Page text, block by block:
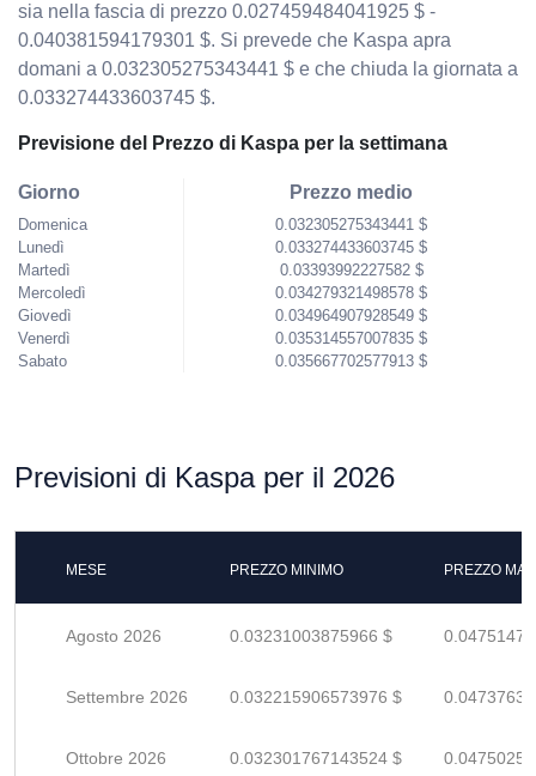
sia nella fascia di prezzo 0.027459484041925 $ -
0.040381594179301 $. Si prevede che Kaspa apra
domani a 0.032305275343441 $ e che chiuda la giornata a
0.033274433603745 $.
Previsione del Prezzo di Kaspa per la settimana
Giorno
Domenica
Lunedì
Martedì
Mercoledì
Giovedì
Venerdì
Sabato
Prezzo medio
0.032305275343441 $
0.033274433603745 $
0.03393992227582 $
0.034279321498578 $
0.034964907928549 $
0.035314557007835 $
0.035667702577913 $
Previsioni di Kaspa per il 2026
MESE PREZZO MINIMO PREZZO
Agosto 2026 0.03231003875966 $
Settembre 2026 0.032215906573976 $
Ottobre 2026 0.032301767143524 $